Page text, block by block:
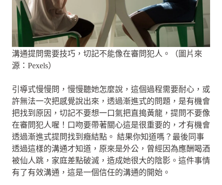
溝通提問需要技巧，切記不能像在審問犯人。（圖片來
源：Pexels）
引導式慢慢問，慢慢聽她怎麼說，這個過程需要耐心，或
許無法一次把感覺說出來，透過漸進式的問題，是有機會
把找到原因，切記不要想一口氣把直搗黃龍，提問不要像
在審問犯人喔！口吻要帶著關心這是很重要的，才有機會
透過漸進式提問找到癥結點。 結果你知道嗎？最後同事
透過這樣的溝通才知道，原來是外公，曾經因為應酬喝酒
被仙人跳，家庭差點破滅，造成她很大的陰影。這件事情
有了有效溝通，這是一個信任的溝通的開始。